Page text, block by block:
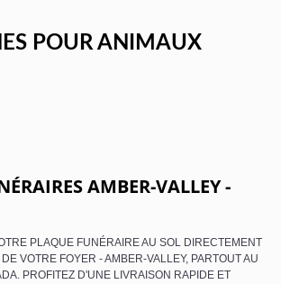
POUR ANIMAUX
AMBER-VALLEY -
PLAQUE FUNÉRAIRE AU SOL DIRECTEMENT
VOTRE FOYER - AMBER-VALLEY, PARTOUT AU
PROFITEZ D'UNE LIVRAISON RAPIDE ET